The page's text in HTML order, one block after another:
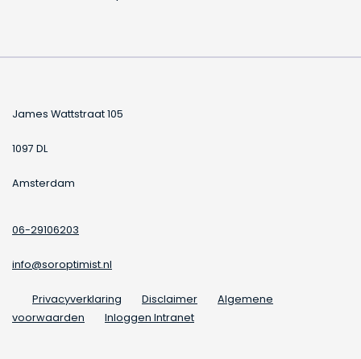
James Wattstraat 105
1097 DL
Amsterdam
06-29106203
info@soroptimist.nl
Privacyverklaring Disclaimer
Algemene
voorwaarden
Inloggen Intranet